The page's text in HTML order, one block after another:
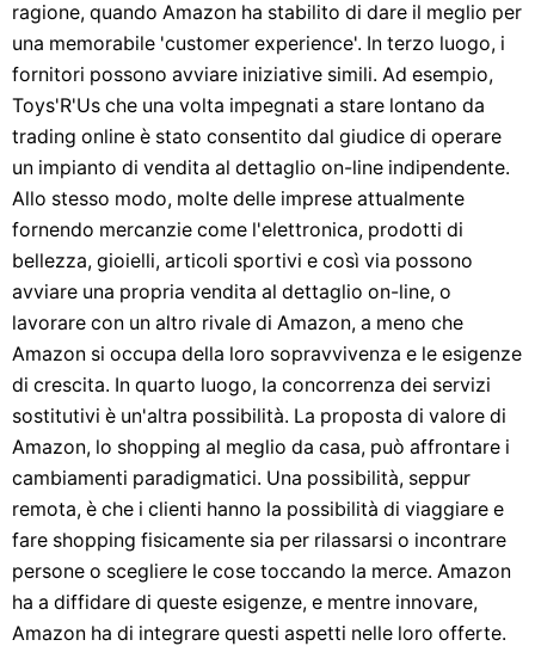
ragione, quando Amazon ha stabilito di dare il meglio per
una memorabile 'customer experience'. In terzo luogo, i
fornitori possono avviare iniziative simili. Ad esempio,
Toys'R'Us che una volta impegnati a stare lontano da
trading online è stato consentito dal giudice di operare
un impianto di vendita al dettaglio on-line indipendente.
Allo stesso modo, molte delle imprese attualmente
fornendo mercanzie come l'elettronica, prodotti di
bellezza, gioielli, articoli sportivi e così via possono
avviare una propria vendita al dettaglio on-line, o
lavorare con un altro rivale di Amazon, a meno che
Amazon si occupa della loro sopravvivenza e le esigenze
di crescita. In quarto luogo, la concorrenza dei servizi
sostitutivi è un'altra possibilità. La proposta di valore di
Amazon, lo shopping al meglio da casa, può affrontare i
cambiamenti paradigmatici. Una possibilità, seppur
remota, è che i clienti hanno la possibilità di viaggiare e
fare shopping fisicamente sia per rilassarsi o incontrare
persone o scegliere le cose toccando la merce. Amazon
ha a diffidare di queste esigenze, e mentre innovare,
Amazon ha di integrare questi aspetti nelle loro offerte.